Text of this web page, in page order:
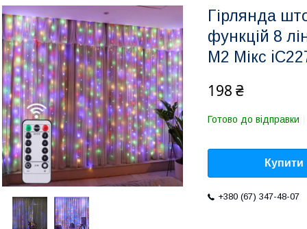
Гірлянда
функцій 8
M2 Мікс
198 ₴
Готово до відправки
Купити
+380 (67) 347-48-07